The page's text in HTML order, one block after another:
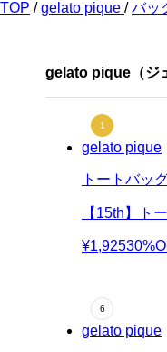
TOP /gelato pique /バッ
gelato pique（ジ
gelato pique
トートバッ
【15th】ト
¥1,925
gelato pique